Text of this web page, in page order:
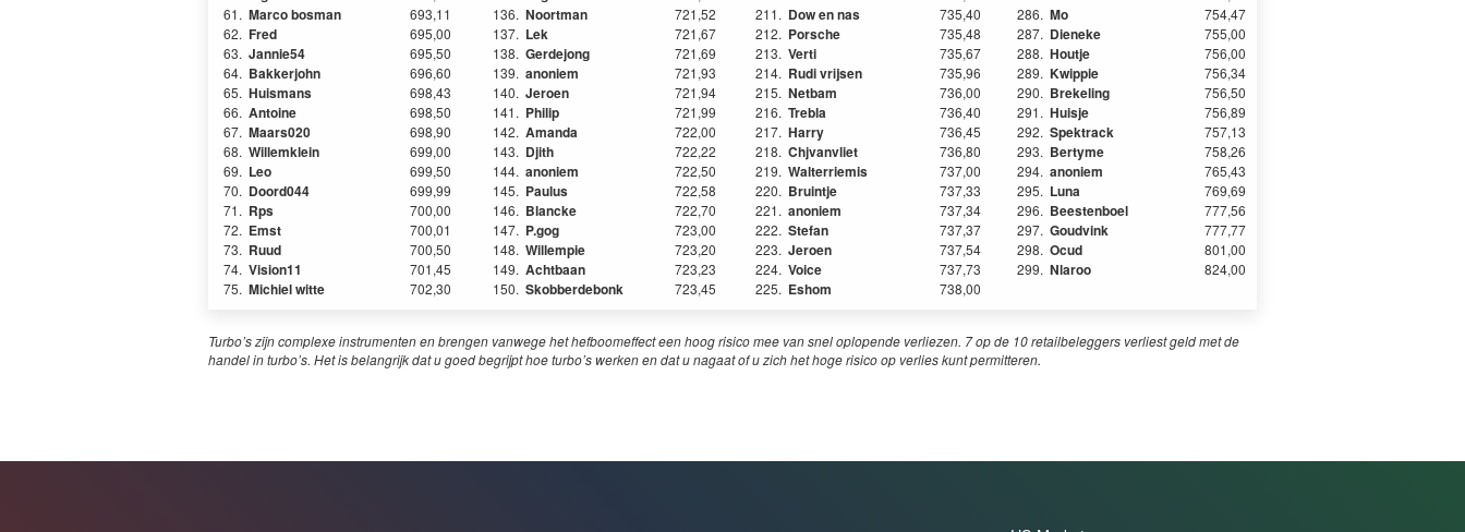
61. Marco bosman
693,11
62. Fred
695,00
63. Jannie54
695,50
64. Bakkerjohn
696,60
65. Huismans
698,43
66. Antoine
698,50
67. Maars020
698,90
68. Willemklein
699,00
69. Leo
699,50
70. Doord044
699,99
71. Rps
700,00
72. Emst
700,01
73. Ruud
700,50
74. Vision11
701,45
75. Michiel witte 702,30
136. Noortman
721,52
137. Lek
721,67
138. Gerdejong
721,69
139. anoniem
721,93
140. Jeroen
721,94
141. Philip
721,99
142. Amanda
722,00
143. Djith
722,22
144. anoniem
722,50
145. Paulus
722,58
146. Blancke
722,70
147. P.gog
723,00
148. Willempie
723,20
149. Achtbaan
723,23
150. Skobberdebonk 723,45
211. Dow en nas
735,40
212. Porsche
735,48
213. Verti
735,67
214. Rudi vrijsen
735,96
215. Netbam
736,00
216. Trebla
736,40
217. Harry
736,45
218. Chjvanvliet
736,80
219. Walterriemis
737,00
220. Bruintje
737,33
221. anoniem
737,34
222. Stefan
737,37
223. Jeroen
737,54
224. Voice
737,73
225. Eshom 738,00
286. Mo
754,47
287. Dieneke
755,00
288. Houtje
756,00
289. Kwippie
756,34
290. Brekeling
756,50
291. Huisje
756,89
292. Spektrack
757,13
293. Bertyme
758,26
294. anoniem
765,43
295. Luna
769,69
296. Beestenboel
777,56
297. Goudvink
777,77
298. Ocud
801,00
299. Nlaroo 824,00
Turbo’s zijn complexe instrumenten en brengen vanwege het hefboomeffect een hoog risico mee van snel oplopende verliezen. 7 op de 10 retailbeleggers verliest geld met de
handel in turbo’s. Het is belangrijk dat u goed begrijpt hoe turbo’s werken en dat u nagaat of u zich het hoge risico op verlies kunt permitteren.